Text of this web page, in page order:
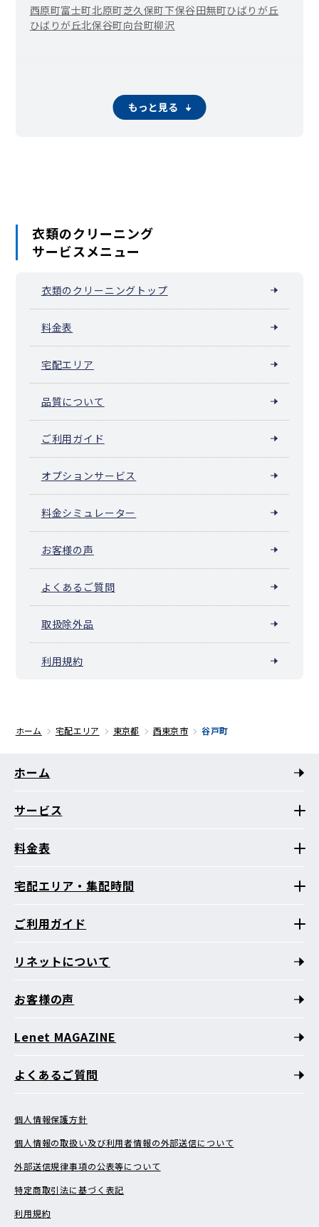
西原町富士町北原町芝久保町下保谷田無町ひばりが丘
ひばりが丘北保谷町向台町柳沢
もっと見る
衣類のクリーニング
サービスメニュー
衣類のクリーニングトップ
料金表
宅配エリア
品質について
ご利用ガイド
オプションサービス
料金シミュレーター
お客様の声
よくあるご質問
取扱除外品
利用規約
ホーム 宅配エリア 東京都 西東京市 谷戸町
ホーム
サービス
料金表
宅配エリア・集配時間
ご利用ガイド
リネットについて
お客様の声
Lenet MAGAZINE
よくあるご質問
個人情報保護方針
個人情報の取扱い及び利用者情報の外部送信について
外部送信規律事項の公表等について
特定商取引法に基づく表記
利用規約